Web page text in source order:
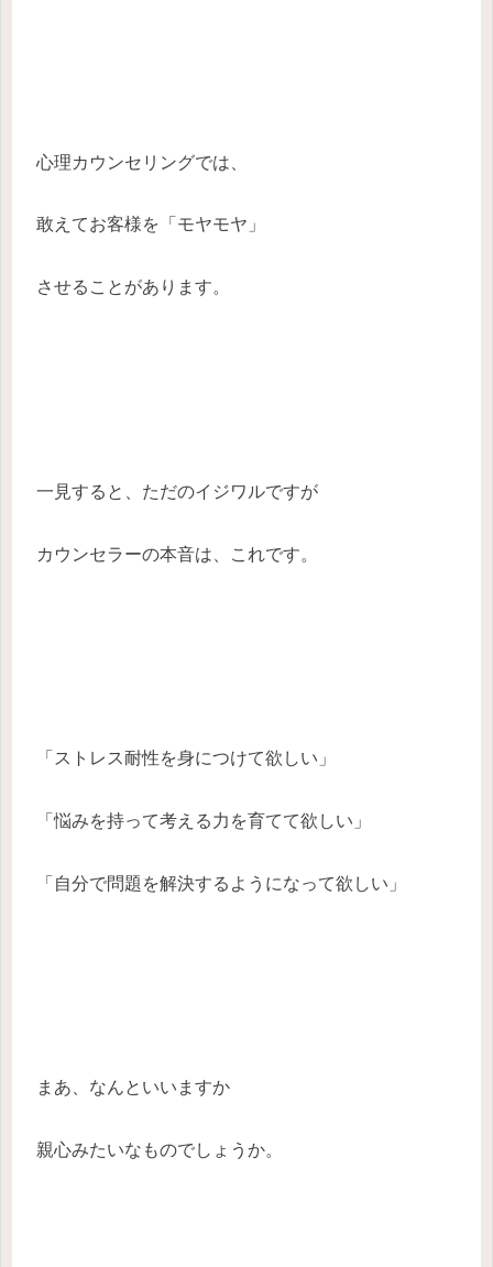
心理カウンセリングでは、
敢えてお客様を「モヤモヤ」
させることがあります。
一見すると、ただのイジワルですが
カウンセラーの本音は、これです。
「ストレス耐性を身につけて欲しい」
「悩みを持って考える力を育てて欲しい」
「自分で問題を解決するようになって欲しい」
まあ、なんといいますか
親心みたいなものでしょうか。